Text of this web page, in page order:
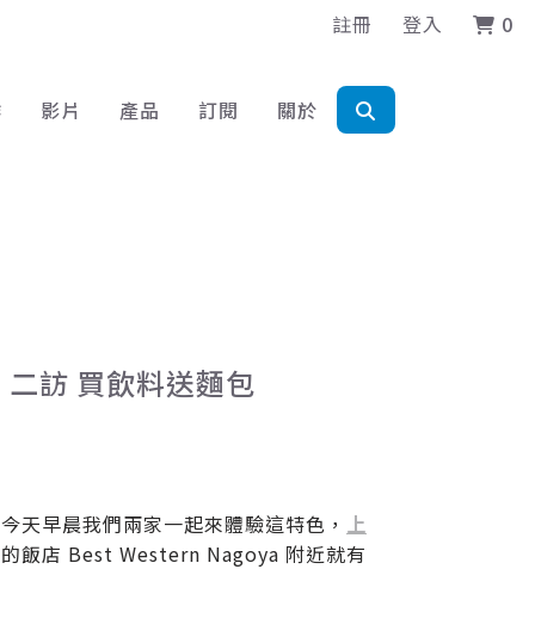
註冊 登入 0
影片 產品 訂閱 關於
訪 買飲料送麵包
天早晨我們兩家一起來體驗這特色， 上
飯店 Best Western Nagoya 附近就有